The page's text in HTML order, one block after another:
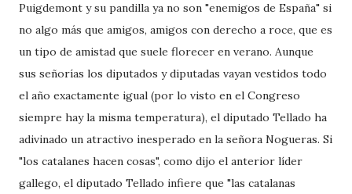
Puigdemont y su pandilla ya no son "enemigos de España" si
no algo más que amigos, amigos con derecho a roce, que es
un tipo de amistad que suele florecer en verano. Aunque
sus señorías los diputados y diputadas vayan vestidos todo
el año exactamente igual (por lo visto en el Congreso
siempre hay la misma temperatura), el diputado Tellado ha
adivinado un atractivo inesperado en la señora Nogueras. Si
"los catalanes hacen cosas", como dijo el anterior líder
gallego, el diputado Tellado infiere que "las catalanas